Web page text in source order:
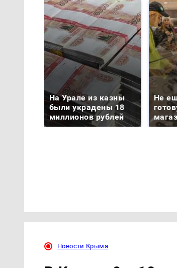
На Урале из казны
были украдены 18
миллионов рублей
Не
Новости Крыма